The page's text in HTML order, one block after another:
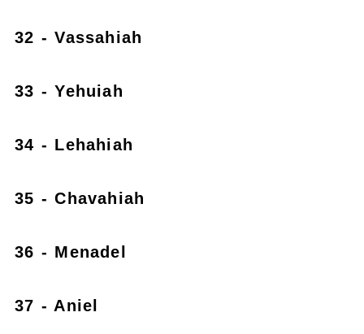
32 - Vassahiah
33 - Yehuiah
34 - Lehahiah
35 - Chavahiah
36 - Menadel
37 - Aniel